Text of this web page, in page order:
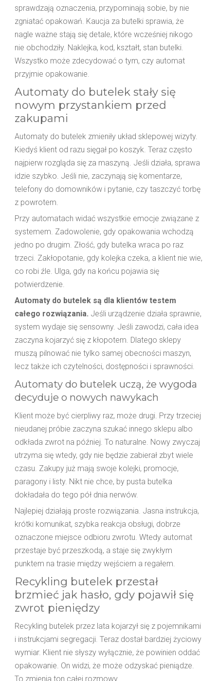
sprawdzają oznaczenia, przypominają sobie, by nie
zgniatać opakowań. Kaucja za butelki sprawia, że
nagle ważne stają się detale, które wcześniej nikogo
nie obchodziły. Naklejka, kod, kształt, stan butelki.
Wszystko może zdecydować o tym, czy automat
przyjmie opakowanie.
Automaty do butelek stały się
nowym przystankiem przed
zakupami
Automaty do butelek zmieniły układ sklepowej wizyty.
Kiedyś klient od razu sięgał po koszyk. Teraz często
najpierw rozgląda się za maszyną. Jeśli działa, sprawa
idzie szybko. Jeśli nie, zaczynają się komentarze,
telefony do domowników i pytanie, czy taszczyć torbę
z powrotem.
Przy automatach widać wszystkie emocje związane z
systemem. Zadowolenie, gdy opakowania wchodzą
jedno po drugim. Złość, gdy butelka wraca po raz
trzeci. Zakłopotanie, gdy kolejka czeka, a klient nie wie,
co robi źle. Ulga, gdy na końcu pojawia się
potwierdzenie.
Automaty do butelek są dla klientów testem
całego rozwiązania. Jeśli urządzenie działa sprawnie,
system wydaje się sensowny. Jeśli zawodzi, cała idea
zaczyna kojarzyć się z kłopotem. Dlatego sklepy
muszą pilnować nie tylko samej obecności maszyn,
lecz także ich czytelności, dostępności i sprawności.
Automaty do butelek uczą, że wygoda
decyduje o nowych nawykach
Klient może być cierpliwy raz, może drugi. Przy trzeciej
nieudanej próbie zaczyna szukać innego sklepu albo
odkłada zwrot na później. To naturalne. Nowy zwyczaj
utrzyma się wtedy, gdy nie będzie zabierał zbyt wiele
czasu. Zakupy już mają swoje kolejki, promocje,
paragony i listy. Nikt nie chce, by pusta butelka
dokładała do tego pół dnia nerwów.
Najlepiej działają proste rozwiązania. Jasna instrukcja,
krótki komunikat, szybka reakcja obsługi, dobrze
oznaczone miejsce odbioru zwrotu. Wtedy automat
przestaje być przeszkodą, a staje się zwykłym
punktem na trasie między wejściem a regałem.
Recykling butelek przestał
brzmieć jak hasło, gdy pojawił się
zwrot pieniędzy
Recykling butelek przez lata kojarzył się z pojemnikami
i instrukcjami segregacji. Teraz dostał bardziej życiowy
wymiar. Klient nie słyszy wyłącznie, że powinien oddać
opakowanie. On widzi, że może odzyskać pieniądze.
To zmienia ton całej rozmowy.